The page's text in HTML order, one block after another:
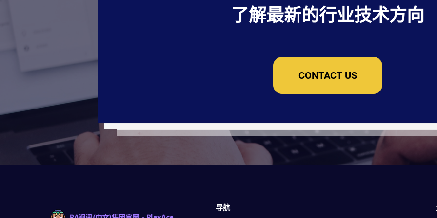
了解最新的行业技术方向
CONTACT US
导航